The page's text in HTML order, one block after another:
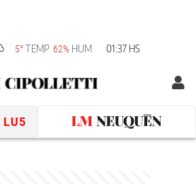
5° TEMP 62% HUM 01:37 HS
LU5